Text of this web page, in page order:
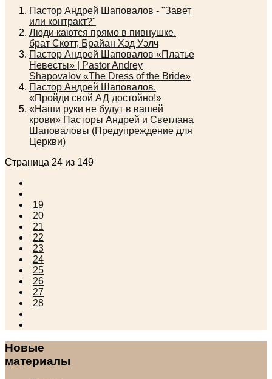
Пастор Андрей Шаповалов - "Завет
или контракт?"
Люди каются прямо в пивнушке.
брат Скотт, Брайан Хэд Уэлч
Пастор Андрей Шаповалов «Платье
Невесты» | Pastor Andrey
Shapovalov «The Dress of the Bride»
Пастор Андрей Шаповалов.
«Пройди свой АД достойно!»
«Наши руки не будут в вашей
крови» Пасторы Андрей и Светлана
Шаповаловы (Предупреждение для
Церкви)
Страница 24 из 149
19
20
21
22
23
24
25
26
27
28
Новые
материалы